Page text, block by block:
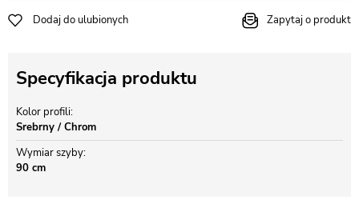
Dodaj do ulubionych Zapytaj o produkt
Specyfikacja produktu
Kolor profili
Srebrny / Chrom
Wymiar szyby
90 cm